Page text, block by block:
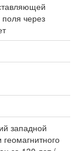
поля через
западной